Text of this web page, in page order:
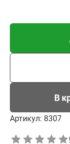
В
Артикул: 8307